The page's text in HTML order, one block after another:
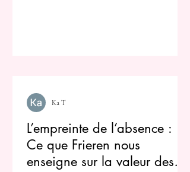
L’empreinte de l’absence :
Ce que Frieren nous
enseigne sur la valeur des
Ka T